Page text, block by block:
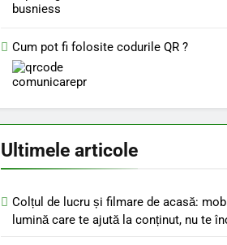
Cum pot fi folosite codurile QR ?
Ultimele articole
Colțul de lucru și filmare de acasă:
lumină care te ajută la conținut, nu te